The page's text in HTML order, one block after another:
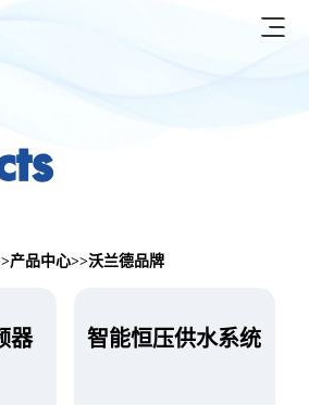
ts
产品中心>>沃兰德品牌
器 智能恒压供水系统